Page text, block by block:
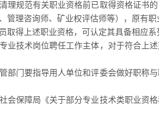
理规范有关职业资格前已取得资格证书
管理咨询师、矿业权评估师等），原有
取得上述职业资格，可认定其具备相应系
业技术岗位聘任工作主体，对于符合上
部门要指导用人单位和评委会做好职称
社会保障局《关于部分专业技术类职业资